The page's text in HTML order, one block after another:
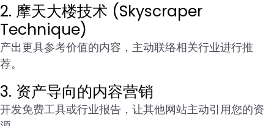
2. 摩天大楼技术 (Skyscraper
Technique)
产出更具参考价值的内容，主动联络相关行业进行推
荐。
3. 资产导向的内容营销
开发免费工具或行业报告，让其他网站主动引用您的资